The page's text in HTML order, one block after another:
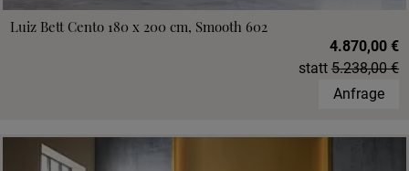
Luiz Bett Cento 180 x 200 cm, Smooth 602
4.870,00 €
statt 5.238,00 €
Anfrage